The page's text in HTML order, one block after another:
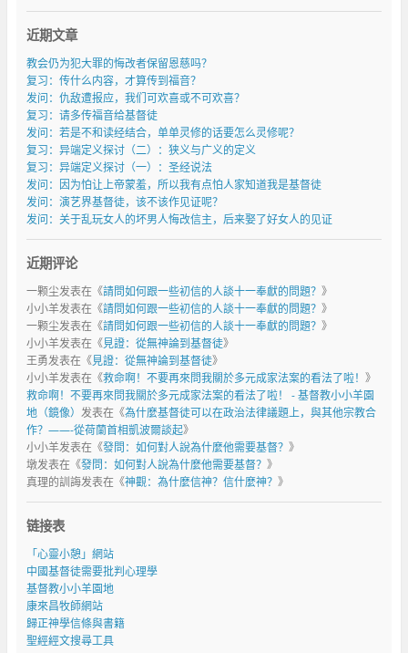
近期文章
教会仍为犯大罪的悔改者保留恩慈吗？
复习：传什么内容，才算传到福音？
发问：仇敌遭报应，我们可欢喜或不可欢喜？
复习：请多传福音给基督徒
发问：若是不和读经结合，单单灵修的话要怎么灵修呢？
复习：异端定义探讨（二）：狭义与广义的定义
复习：异端定义探讨（一）：圣经说法
发问：因为怕让上帝蒙羞，所以我有点怕人家知道我是基督徒
发问：演艺界基督徒，该不该作见证呢？
发问：关于乱玩女人的坏男人悔改信主，后来娶了好女人的见证
近期评论
一颗尘发表在《請問如何跟一些初信的人談十一奉獻的問題？ 》
小小羊发表在《請問如何跟一些初信的人談十一奉獻的問題？ 》
一颗尘发表在《請問如何跟一些初信的人談十一奉獻的問題？ 》
小小羊发表在《見證：從無神論到基督徒》
王勇发表在《見證：從無神論到基督徒》
小小羊发表在《救命啊！不要再來問我關於多元成家法案的看法了啦！ 》
救命啊！不要再來問我關於多元成家法案的看法了啦！ - 基督教小小羊園
地（鏡像） 发表在《為什麼基督徒可以在政治法律議題上，與其他宗教合
作？——-從荷蘭首相凱波爾談起》
小小羊发表在《發問：如何對人說為什麼他需要基督？ 》
墩发表在《發問：如何對人說為什麼他需要基督？ 》
真理的訓誨发表在《神觀：為什麼信神？信什麼神？ 》
链接表
「心靈小憩」網站
中國基督徒需要批判心理學
基督教小小羊園地
康來昌牧師網站
歸正神學信條與書籍
聖經經文搜尋工具